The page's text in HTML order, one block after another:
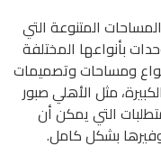
المتنوعة التي
بأنواعها المختلفة
ومساحات وتصميمات
مثل الأهلي صبور
التي يمكن أن
بشكل كامل.